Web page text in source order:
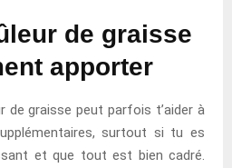
de graisse
apporter
de graisse peut parfois t’aider à
surtout si tu es
et que tout est bien cadré.